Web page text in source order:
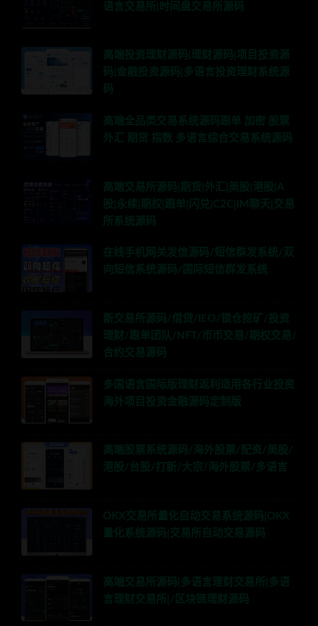
语言交易所|时间盘交易所源码
高端投资理财源码|理财源码|项目投资源
码|金融投资源码|多语言投资理财系统源
码
高端全品类交易系统源码跟单 加密 股票
外汇 期货 指数 多语言综合交易系统源码
高端交易所源码|期货|外汇|美股|港股|A
股|永续|期权|跟单|闪兑|C2C|IM聊天|交易
所系统源码
在线手机网关发信源码/短信群发系统/双
向短信系统源码/国际短信群发系统
新交易所源码/借贷/IEO/锁仓挖矿/投资
理财/跟单团队/NFT/币币交易/期权交易/
合约交易源码
多国语言国际版理财返利适用各行业投资
海外项目投资金融源码定制版
高端股票系统源码/海外股票/配资/美股/
港股/台股/打新/大宗/海外股票/多语言
OKX交易所量化自动交易系统源码|OKX
量化系统源码|交易所自动交易源码
高端交易所源码|多语言理财交易所|多语
言理财交易所|/区块链理财源码